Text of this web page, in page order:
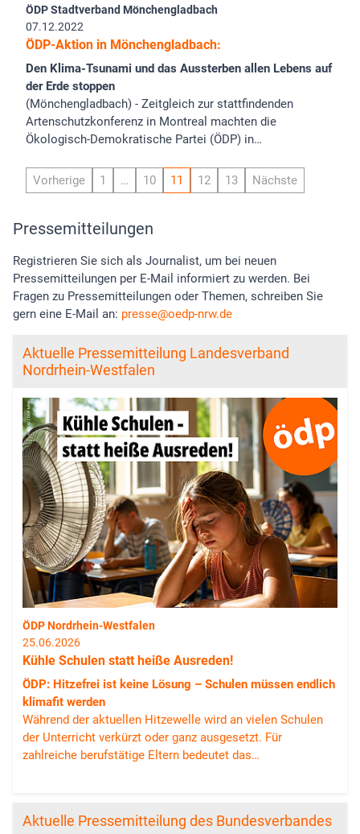
ÖDP Stadtverband Mönchengladbach
07.12.2022
ÖDP-Aktion in Mönchengladbach:
Den Klima-Tsunami und das Aussterben allen Lebens auf
der Erde stoppen
(Mönchengladbach) - Zeitgleich zur stattfindenden
Artenschutzkonferenz in Montreal machten die
Ökologisch-Demokratische Partei (ÖDP) in…
Vorherige 1 … 10 11 12 13 Nächste
Pressemitteilungen
Registrieren Sie sich als Journalist, um bei neuen
Pressemitteilungen per E-Mail informiert zu werden. Bei
Fragen zu Pressemitteilungen oder Themen, schreiben Sie
gern eine E-Mail an: presse oedp-nrw.de
Aktuelle Pressemitteilung Landesverband
Nordrhein-Westfalen
ÖDP Nordrhein-Westfalen
25.06.2026
Kühle Schulen statt heiße Ausreden!
ÖDP: Hitzefrei ist keine Lösung – Schulen müssen endlich
klimafit werden
Während der aktuellen Hitzewelle wird an vielen Schulen
der Unterricht verkürzt oder ganz ausgesetzt. Für
zahlreiche berufstätige Eltern bedeutet das…
Aktuelle Pressemitteilung des Bundesverbandes